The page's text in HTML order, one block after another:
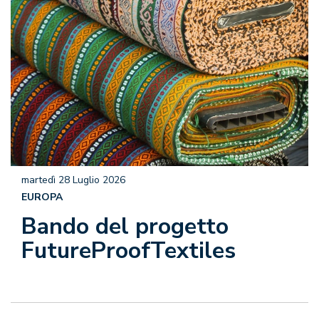
Bando del progetto
FutureProofTextiles
martedì 28 Luglio 2026
EUROPA